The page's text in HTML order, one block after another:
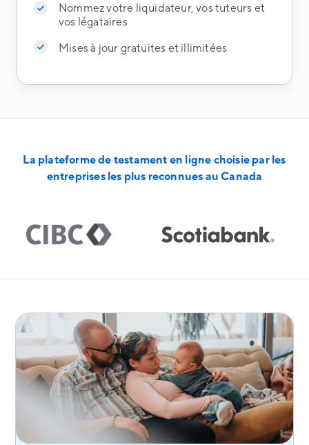
Nommez votre liquidateur, vos tuteurs et
vos légataires
Mises à jour gratuites et illimitées
La plateforme de testament en ligne choisie par les
entreprises les plus reconnues au Canada